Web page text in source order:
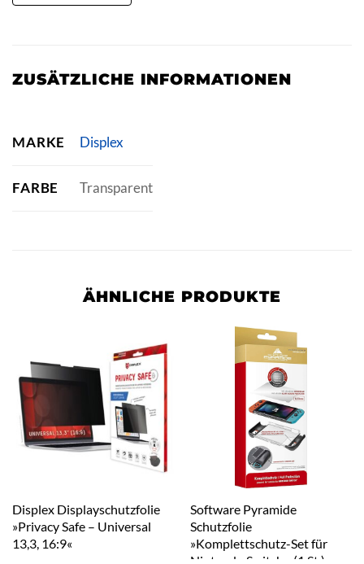
ZUSÄTZLICHE INFORMATIONEN
MARKE Displex
FARBE Transparent
ÄHNLICHE PRODUKTE
Displex Displayschutzfolie
»Privacy Safe – Universal
13,3, 16:9«
Software Pyramide
Schutzfolie
»Komplettschutz-Set für
Nintendo Switch«, (1 St.)